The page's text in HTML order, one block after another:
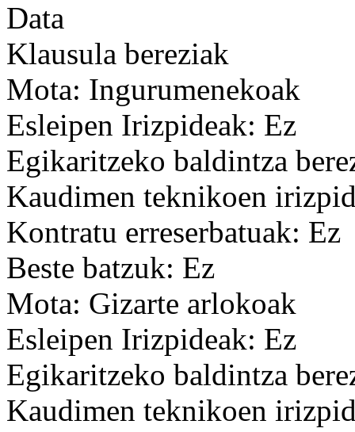
Data
Klausula bereziak
Mota: Ingurumenekoak
Esleipen Irizpideak: Ez
Egikaritzeko baldintza
Kaudimen teknikoen
Kontratu erreserbatuak: Ez
Beste batzuk: Ez
Mota: Gizarte arlokoak
Esleipen Irizpideak: Ez
Egikaritzeko baldintza
Kaudimen teknikoen